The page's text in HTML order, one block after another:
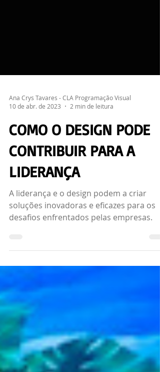
Ana Crys Tavares - CLA Programação Visual
10 de abr. de 2023
2 min de leitura
COMO O DESIGN PODE
CONTRIBUIR PARA A
A liderança e o design podem a criar
soluções inovadoras e eficazes para os